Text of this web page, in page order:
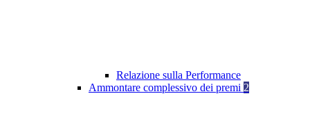
Relazione sulla Performance
Ammontare complessivo dei premi 2